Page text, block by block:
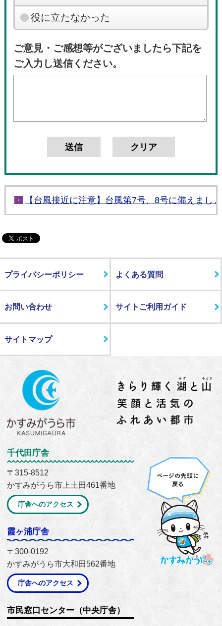
役に立たなかった
ご意見・ご感想等がございましたら下記を
ご入力し送信ください。
【台風接近に注意】台風第7号、8号に備えまし
プライバシーポリシー よくある質問
お問い合わせ サイトご利用ガイド
サイトマップ
千代田庁舎
〒315-8512
かすみがうら市上土田461番地
庁舎へのアクセス
霞ヶ浦庁舎
〒300-0192
かすみがうら市大和田562番地
庁舎へのアクセス
市民窓口センター（中央庁舎）